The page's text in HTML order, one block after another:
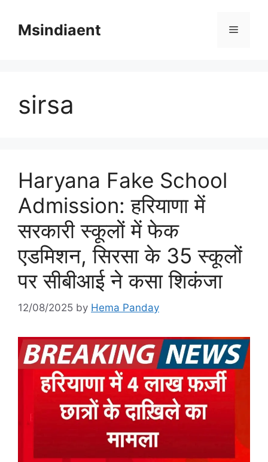
contentMsindiaent Menu
sirsa
Haryana Fake School
Admission: हरियाणा में
सरकारी स्कूलों में फेक
एडमिशन, सिरसा के 35 स्कूलों
पर सीबीआई ने कसा शिकंजा
12/08/2025 by Hema Panday